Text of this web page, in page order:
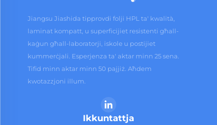
Jiangsu Jiashida tipprovdi folji HPL ta' kwalità,
laminat kompatt, u superficijiet resistenti għall-
kaġun għall-laboratorji, iskole u postijiet
kummerċjali. Esperjenza ta' aktar minn 25 sena.
Tifid minn aktar minn 50 pajjiż. Aħdem
kwotazzjoni illum.
Ikkuntattja